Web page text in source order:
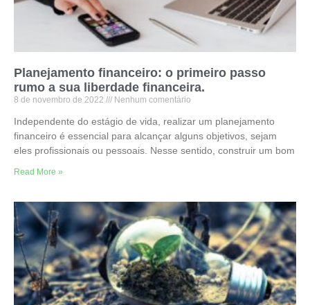
Planejamento financeiro: o primeiro passo
rumo a sua liberdade financeira.
8 de novembro de 2022 Nenhum comentário
Independente do estágio de vida, realizar um planejamento
financeiro é essencial para alcançar alguns objetivos, sejam
eles profissionais ou pessoais. Nesse sentido, construir um bom
Read More »